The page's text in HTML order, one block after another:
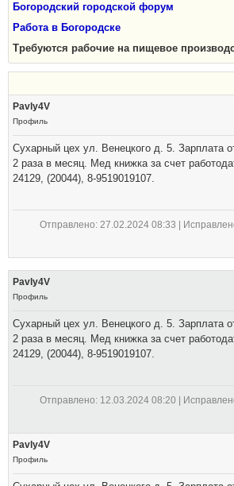
Богородский городской форум
Работа в Богородске
Требуются рабочие на пищевое
Pavly4V
Профиль
Сухарный цех ул. Венецкого д. 5. Зарплата
2 раза в месяц. Мед книжка за счет
24129, (20044), 8-9519019107.
Отправлено: 27.02.2024 08:33 |
Pavly4V
Профиль
Сухарный цех ул. Венецкого д. 5. Зарплата
2 раза в месяц. Мед книжка за счет
24129, (20044), 8-9519019107.
Отправлено: 12.03.2024 08:20 |
Pavly4V
Профиль